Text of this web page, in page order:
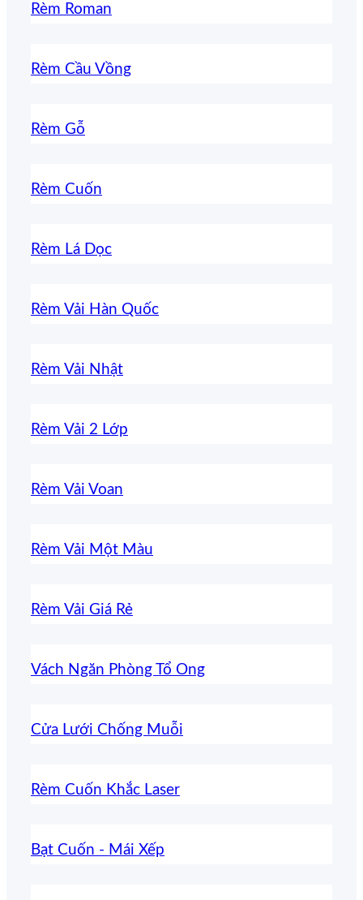
Rèm Roman
Rèm Cầu Vồng
Rèm Gỗ
Rèm Cuốn
Rèm Lá Dọc
Rèm Vải Hàn Quốc
Rèm Vải Nhật
Rèm Vải 2 Lớp
Rèm Vải Voan
Rèm Vải Một Màu
Rèm Vải Giá Rẻ
Vách Ngăn Phòng Tổ Ong
Cửa Lưới Chống Muỗi
Rèm Cuốn Khắc Laser
Bạt Cuốn - Mái Xếp